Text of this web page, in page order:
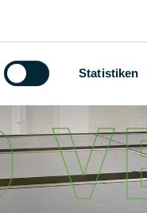
Statistiken